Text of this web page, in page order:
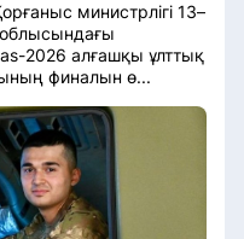
министрлігі 13–
2026 алғашқы ұлттық
финалын ө...